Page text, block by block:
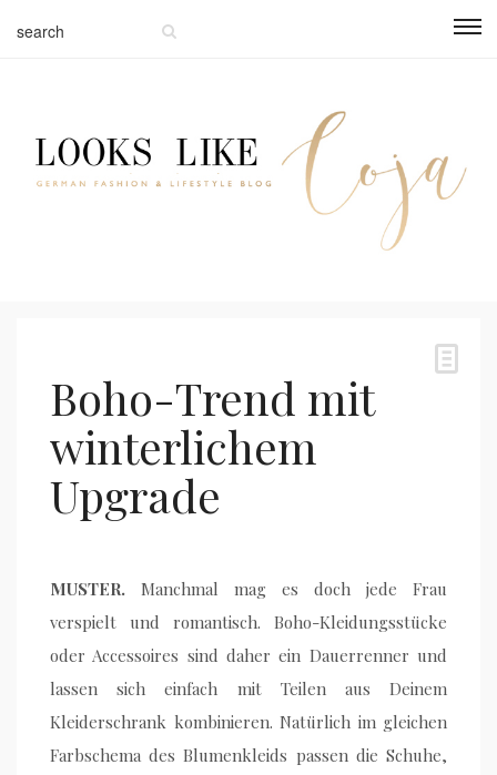
Boho-Trend mit
winterlichem
Upgrade
MUSTER. Manchmal mag es doch jede Frau
verspielt und romantisch. Boho-Kleidungsstücke
oder Accessoires sind daher ein Dauerrenner und
lassen sich einfach mit Teilen aus Deinem
Kleiderschrank kombinieren. Natürlich im gleichen
Farbschema des Blumenkleids passen die Schuhe,